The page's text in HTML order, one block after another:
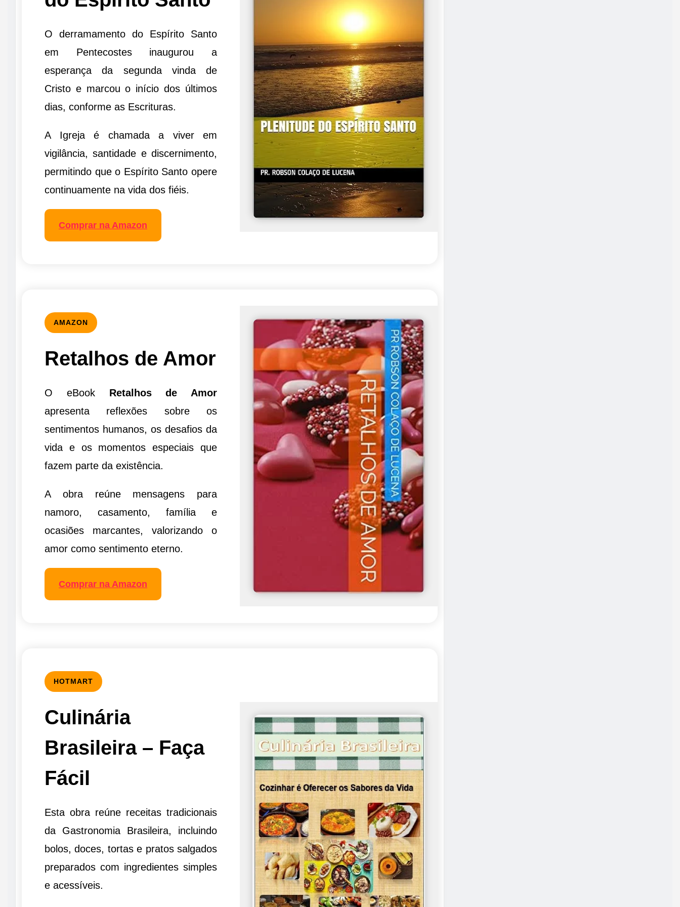
O derramamento do Espírito Santo
em Pentecostes inaugurou a
esperança da segunda vinda de
Cristo e marcou o início dos últimos
dias, conforme as Escrituras.
A Igreja é chamada a viver em
vigilância, santidade e discernimento,
permitindo que o Espírito Santo opere
continuamente na vida dos fiéis.
Comprar na Amazon
AMAZON
Retalhos de Amor
O eBook Retalhos de Amor
apresenta reflexões sobre os
sentimentos humanos, os desafios da
vida e os momentos especiais que
fazem parte da existência.
A obra reúne mensagens para
namoro, casamento, família e
ocasiões marcantes, valorizando o
amor como sentimento eterno.
Comprar na Amazon
HOTMART
Culinária
Brasileira – Faça
Fácil
Esta obra reúne receitas tradicionais
da Gastronomia Brasileira, incluindo
bolos, doces, tortas e pratos salgados
preparados com ingredientes simples
e acessíveis.